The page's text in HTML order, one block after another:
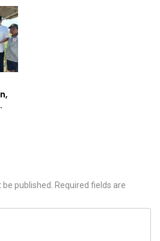
published. Required fields are